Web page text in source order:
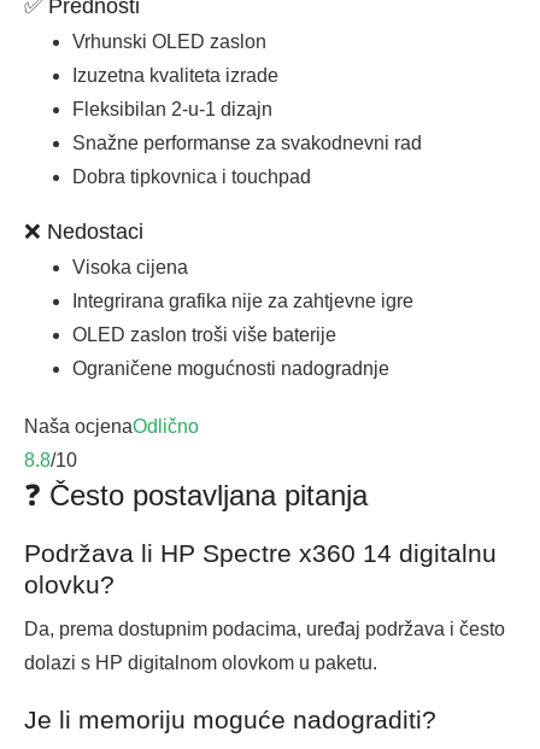
✅ Prednosti
Vrhunski OLED zaslon
Izuzetna kvaliteta izrade
Fleksibilan 2-u-1 dizajn
Snažne performanse za svakodnevni rad
Dobra tipkovnica i touchpad
❌ Nedostaci
Visoka cijena
Integrirana grafika nije za zahtjevne igre
OLED zaslon troši više baterije
Ograničene mogućnosti nadogradnje
Naša ocjenaOdlično
8.8/10
❓ Često postavljana pitanja
Podržava li HP Spectre x360 14 digitalnu
olovku?
Da, prema dostupnim podacima, uređaj podržava i često
dolazi s HP digitalnom olovkom u paketu.
Je li memoriju moguće nadograditi?